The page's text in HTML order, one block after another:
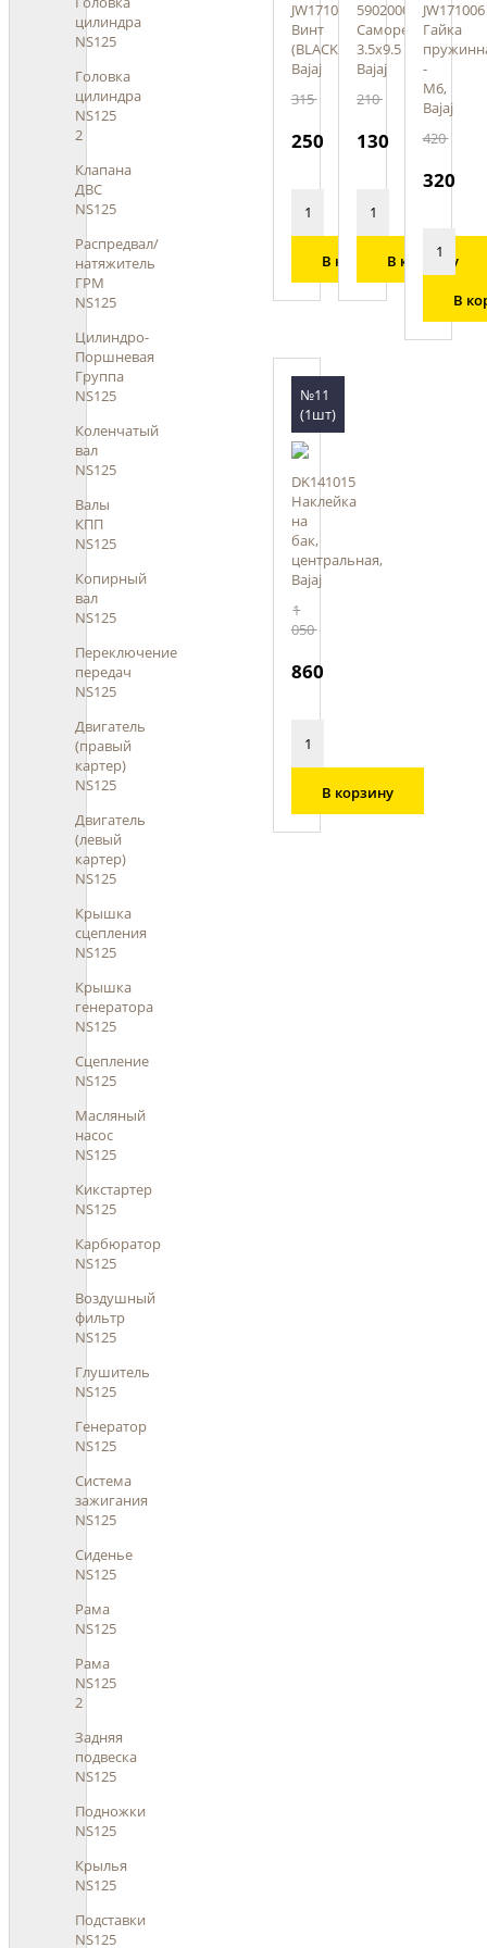
цилиндра
NS125
Головка
цилиндра
NS125
2
Клапана
ДВС
NS125
Распредвал/
натяжитель
ГРМ
NS125
Цилиндро-
Поршневая
Группа
NS125
Коленчатый
вал
NS125
Валы
КПП
NS125
Копирный
вал
NS125
Переключение
передач
NS125
Двигатель
(правый
картер)
NS125
Двигатель
(левый
картер)
NS125
Крышка
сцепления
NS125
Крышка
генератора
NS125
Сцепление
NS125
Масляный
насос
NS125
Кикстартер
NS125
Карбюратор
NS125
Воздушный
фильтр
NS125
Глушитель
NS125
Генератор
NS125
Система
зажигания
NS125
Сиденье
NS125
Рама
NS125
Рама
NS125
2
Задняя
подвеска
NS125
Подножки
NS125
Крылья
NS125
Подставки
NS125
JW171016
Винт
(BLACK),
Bajaj
315
250
В корзину
59020001
Саморез
3.5х9.5
Bajaj
210
130
В корзину
JW171006
Гайка
-
M6,
Bajaj
420
320
В
№11
(1шт)
DK141015
Наклейка
на
бак,
центральная,
Bajaj
1
050
860
В корзину